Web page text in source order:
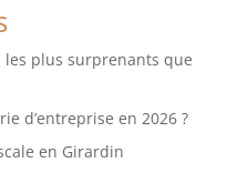
les plus surprenants que
d’entreprise en 2026 ?
en Girardin